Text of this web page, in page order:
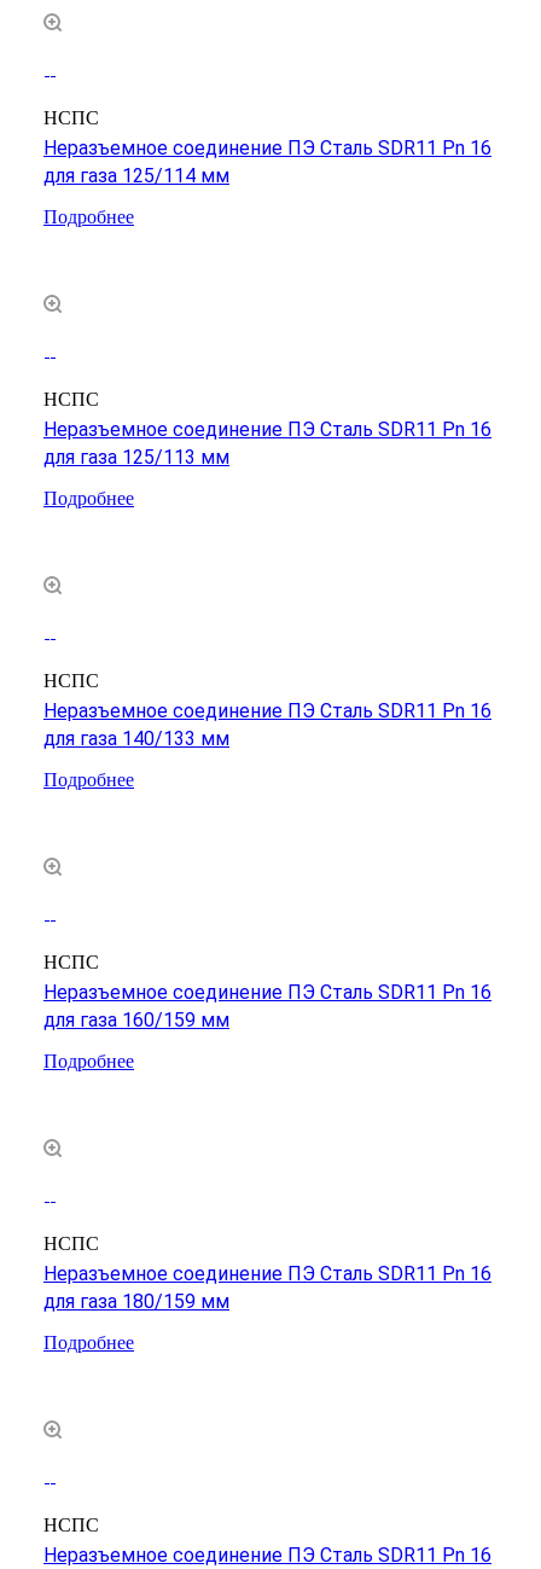
НСПС
Неразъемное соединение ПЭ Сталь SDR11 Pn 16
для газа 125/114 мм
Подробнее
НСПС
Неразъемное соединение ПЭ Сталь SDR11 Pn 16
для газа 125/113 мм
Подробнее
НСПС
Неразъемное соединение ПЭ Сталь SDR11 Pn 16
для газа 140/133 мм
Подробнее
НСПС
Неразъемное соединение ПЭ Сталь SDR11 Pn 16
для газа 160/159 мм
Подробнее
НСПС
Неразъемное соединение ПЭ Сталь SDR11 Pn 16
для газа 180/159 мм
Подробнее
НСПС
Неразъемное соединение ПЭ Сталь SDR11 Pn 16